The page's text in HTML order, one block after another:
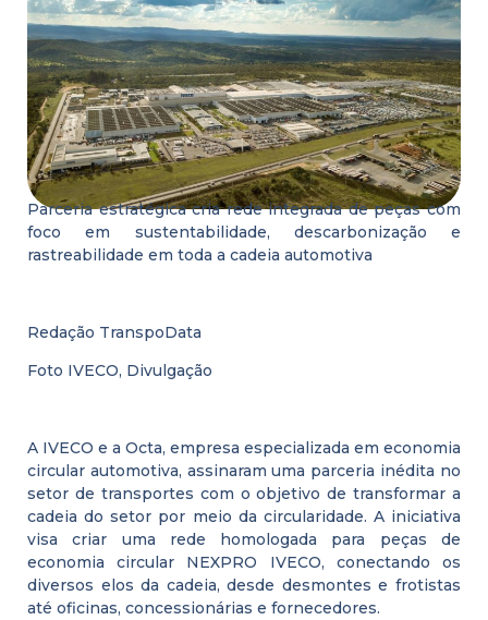
Contato
Parceria estratégica cria rede integrada de peças com
foco em sustentabilidade, descarbonização e
rastreabilidade em toda a cadeia automotiva
Redação TranspoData
Foto IVECO, Divulgação
A IVECO e a Octa, empresa especializada em economia
circular automotiva, assinaram uma parceria inédita no
setor de transportes com o objetivo de transformar a
cadeia do setor por meio da circularidade. A iniciativa
visa criar uma rede homologada para peças de
economia circular NEXPRO IVECO, conectando os
diversos elos da cadeia, desde desmontes e frotistas
até oficinas, concessionárias e fornecedores.